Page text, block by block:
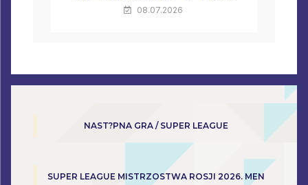
08.07.2026
NAST?PNA GRA / SUPER LEAGUE
SUPER LEAGUE MISTRZOSTWA ROSJI 2026. MEN